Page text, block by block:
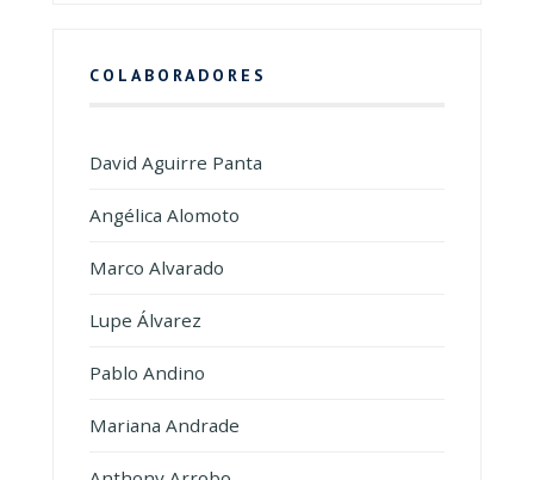
COLABORADORES
David Aguirre Panta
Angélica Alomoto
Marco Alvarado
Lupe Álvarez
Pablo Andino
Mariana Andrade